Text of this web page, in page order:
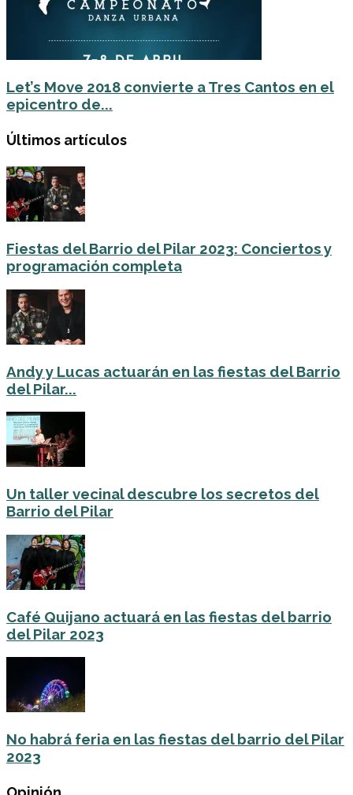
Let’s Move 2018 convierte a Tres Cantos en el
epicentro de...
Últimos artículos
Fiestas del Barrio del Pilar 2023: Conciertos y
programación completa
Andy y Lucas actuarán en las fiestas del Barrio
del Pilar...
Un taller vecinal descubre los secretos del
Barrio del Pilar
Café Quijano actuará en las fiestas del barrio
del Pilar 2023
No habrá feria en las fiestas del barrio del Pilar
2023